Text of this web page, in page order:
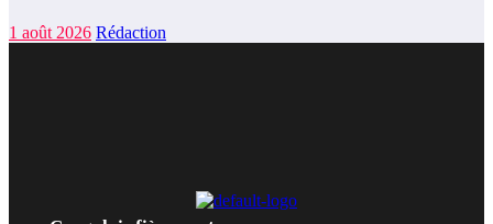
1 août 2026 Rédaction